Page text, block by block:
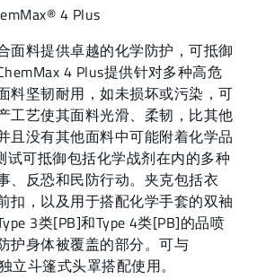
4 Plus
面料提供卓越的化学防护，可抵御
4 Plus提供针对多种高危
料坚韧耐用，如未损坏或污染，可
工艺使其面料光滑、柔韧，比其他
且没有其他面料中可能附着化学品
试可抵御包括化学战剂在内的多种
、反恐和民防行动。夹克包括衣
扣，以及用于搭配化学手套的双袖
3类[PB]和Type 4类[PB]的品喷
护身体被覆盖的部分。可与
立斗篷式头罩搭配使用。